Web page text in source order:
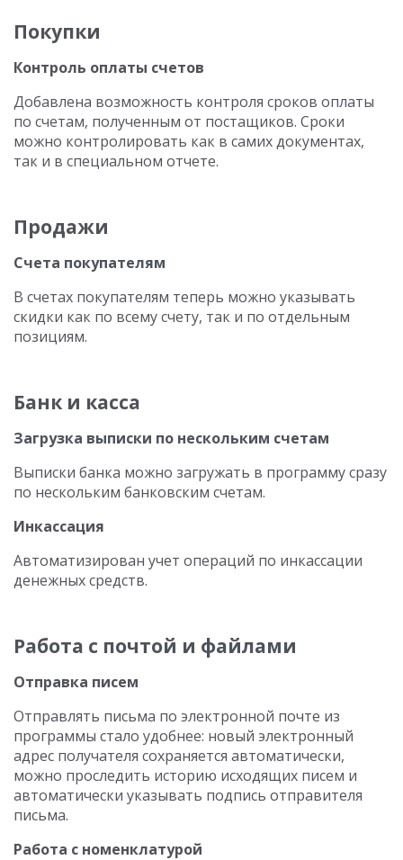
Покупки
Контроль оплаты счетов
Добавлена возможность контроля сроков оплаты
по счетам, полученным от постащиков. Сроки
можно контролировать как в самих документах,
так и в специальном отчете.
Продажи
Счета покупателям
В счетах покупателям теперь можно указывать
скидки как по всему счету, так и по отдельным
позициям.
Банк и касса
Загрузка выписки по нескольким счетам
Выписки банка можно загружать в программу сразу
по нескольким банковским счетам.
Инкассация
Автоматизирован учет операций по инкассации
денежных средств.
Работа с почтой и файлами
Отправка писем
Отправлять письма по электронной почте из
программы стало удобнее: новый электронный
адрес получателя сохраняется автоматически,
можно проследить историю исходящих писем и
автоматически указывать подпись отправителя
письма.
Работа с номенклатурой